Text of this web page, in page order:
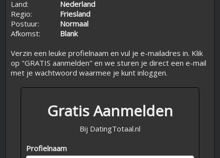
Land:
Nederland
Regio:
Friesland
Postuur:
Normaal
Afkomst:
Blank
Verzin een leuke profielnaam en vul je e-mailadres in. Klik
op "GRATIS aanmelden" en we sturen je direct een e-mail
met je wachtwoord waarmee je kunt inloggen.
Gratis Aanmelden
Bij DatingTotaal.nl
Profielnaam